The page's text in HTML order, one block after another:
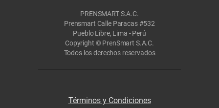
PRENSMART S.A.C.
Prensmart Calle Paracas #532
Pueblo Libre, Lima - Perú
Copyright © PrenSmart S.A.C.
Todos los derechos reservados
Términos y Condiciones